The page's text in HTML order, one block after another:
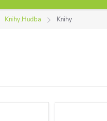
Knihy,Hudba Knihy